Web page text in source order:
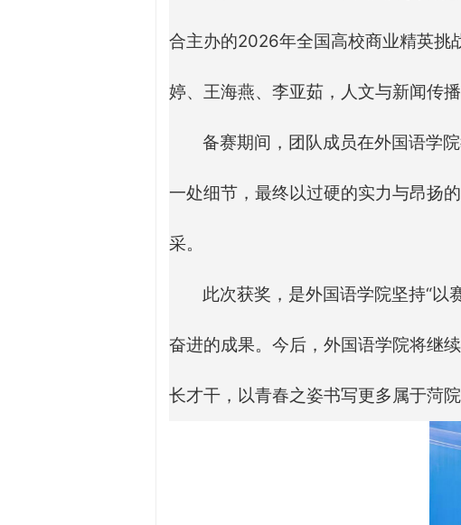
合主办的2026年全国高校商业精英挑
婷、王海燕、李亚茹，人文与新闻传
备赛期间，团队成员在外国语学
一处细节，最终以过硬的实力与昂扬
采。
此次获奖，是外国语学院坚持“以
奋进的成果。今后，外国语学院将继
长才干，以青春之姿书写更多属于菏院